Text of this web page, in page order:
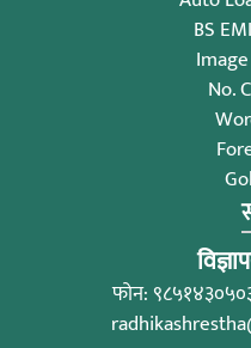
BS
No.
फोन: